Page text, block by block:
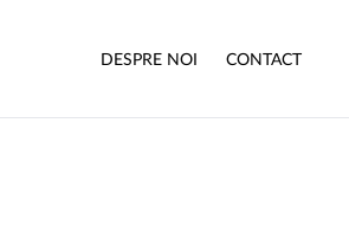
DESPRE NOI CONTACT